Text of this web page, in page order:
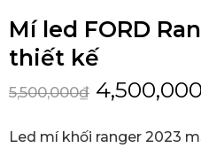
Mí led FORD
thiết kế
5,500,000₫ 4,500,000
Led mí khối ranger 2023